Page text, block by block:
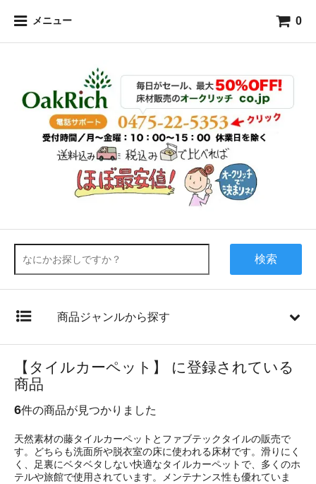
メニュー 0
検索
商品ジャンルから探す
【タイルカーペット】 に登録されている
商品
6件の商品が見つかりました
天然素材の藤タイルカーペットとファブテックタイルの販売で
す。どちらも洗面所や脱衣室の床に使われる床材です。滑りにく
く、足裏にベタベタしない快適なタイルカーペットで、多くのホ
テルや旅館で使用されています。メンテナンス性も優れていま